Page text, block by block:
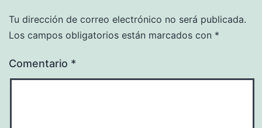
Tu dirección de correo electrónico no será publicada.
Los campos obligatorios están marcados con *
Comentario *